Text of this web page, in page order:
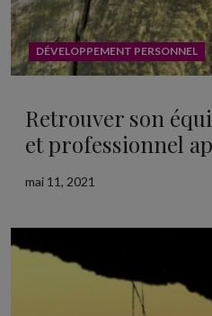
DÉVELOPPEMENT PERSONNEL
Retrouver son
et professionnel
mai 11, 2021